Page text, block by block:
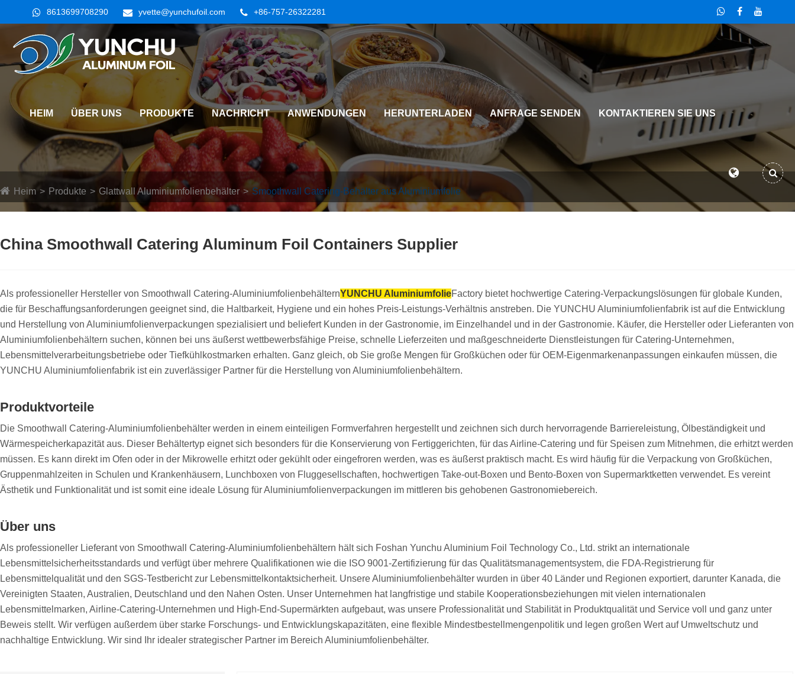
8613699708290 yvette@yunchufoil.com +86-757-26322281
HEIM ÜBER UNS PRODUKTE NACHRICHT ANWENDUNGEN HERUNTERLADEN ANFRAGE SENDEN KONTAKTIEREN SIE UNS
Heim Produkte Glattwall Aluminiumfolienbehälter Smoothwall Catering-Behälter aus Aluminiumfolie
China Smoothwall Catering Aluminum Foil Containers Supplier
Als professioneller Hersteller von Smoothwall Catering-AluminiumfolienbehälternYUNCHU AluminiumfolieFactory bietet hochwertige Catering-Verpackungslösungen für globale Kunden,
die für Beschaffungsanforderungen geeignet sind, die Haltbarkeit, Hygiene und ein hohes Preis-Leistungs-Verhältnis anstreben. Die YUNCHU Aluminiumfolienfabrik ist auf die Entwicklung
und Herstellung von Aluminiumfolienverpackungen spezialisiert und beliefert Kunden in der Gastronomie, im Einzelhandel und in der Gastronomie. Käufer, die Hersteller oder Lieferanten von
Aluminiumfolienbehältern suchen, können bei uns äußerst wettbewerbsfähige Preise, schnelle Lieferzeiten und maßgeschneiderte Dienstleistungen für Catering-Unternehmen,
Lebensmittelverarbeitungsbetriebe oder Tiefkühlkostmarken erhalten. Ganz gleich, ob Sie große Mengen für Großküchen oder für OEM-Eigenmarkenanpassungen einkaufen müssen, die
YUNCHU Aluminiumfolienfabrik ist ein zuverlässiger Partner für die Herstellung von Aluminiumfolienbehältern.
Produktvorteile
Die Smoothwall Catering-Aluminiumfolienbehälter werden in einem einteiligen Formverfahren hergestellt und zeichnen sich durch hervorragende Barriereleistung, Ölbeständigkeit und
Wärmespeicherkapazität aus. Dieser Behältertyp eignet sich besonders für die Konservierung von Fertiggerichten, für das Airline-Catering und für Speisen zum Mitnehmen, die erhitzt werden
müssen. Es kann direkt im Ofen oder in der Mikrowelle erhitzt oder gekühlt oder eingefroren werden, was es äußerst praktisch macht. Es wird häufig für die Verpackung von Großküchen,
Gruppenmahlzeiten in Schulen und Krankenhäusern, Lunchboxen von Fluggesellschaften, hochwertigen Take-out-Boxen und Bento-Boxen von Supermarktketten verwendet. Es vereint
Ästhetik und Funktionalität und ist somit eine ideale Lösung für Aluminiumfolienverpackungen im mittleren bis gehobenen Gastronomiebereich.
Über uns
Als professioneller Lieferant von Smoothwall Catering-Aluminiumfolienbehältern hält sich Foshan Yunchu Aluminium Foil Technology Co., Ltd. strikt an internationale
Lebensmittelsicherheitsstandards und verfügt über mehrere Qualifikationen wie die ISO 9001-Zertifizierung für das Qualitätsmanagementsystem, die FDA-Registrierung für
Lebensmittelqualität und den SGS-Testbericht zur Lebensmittelkontaktsicherheit. Unsere Aluminiumfolienbehälter wurden in über 40 Länder und Regionen exportiert, darunter Kanada, die
Vereinigten Staaten, Australien, Deutschland und den Nahen Osten. Unser Unternehmen hat langfristige und stabile Kooperationsbeziehungen mit vielen internationalen
Lebensmittelmarken, Airline-Catering-Unternehmen und High-End-Supermärkten aufgebaut, was unsere Professionalität und Stabilität in Produktqualität und Service voll und ganz unter
Beweis stellt. Wir verfügen außerdem über starke Forschungs- und Entwicklungskapazitäten, eine flexible Mindestbestellmengenpolitik und legen großen Wert auf Umweltschutz und
nachhaltige Entwicklung. Wir sind Ihr idealer strategischer Partner im Bereich Aluminiumfolienbehälter.